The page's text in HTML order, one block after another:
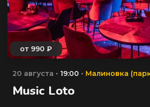
20 августа • 19:00 • Малиновка
Music Loto